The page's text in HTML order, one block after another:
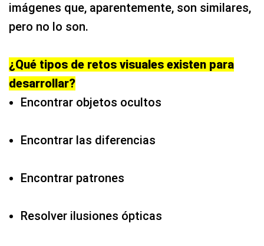
imágenes que, aparentemente, son similares,
pero no lo son.
¿Qué tipos de retos visuales existen para
desarrollar?
Encontrar objetos ocultos
Encontrar las diferencias
Encontrar patrones
Resolver ilusiones ópticas